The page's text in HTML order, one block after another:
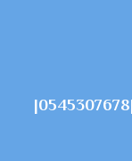
شركة مكافحة الحمام في العين |0545307678|